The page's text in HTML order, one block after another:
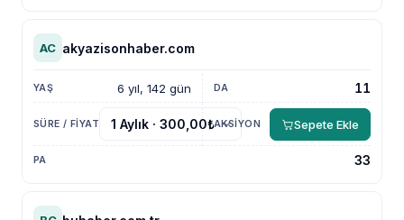
AC akyazisonhaber.com
6 yıl, 142 gün 11
33
Sepete Ekle